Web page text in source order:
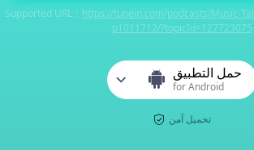
Supported URL： https://tunein.com/podcasts/Music-
p1011712/?topicId=127723075
حمل التطبيق
for Android
تحميل آمن